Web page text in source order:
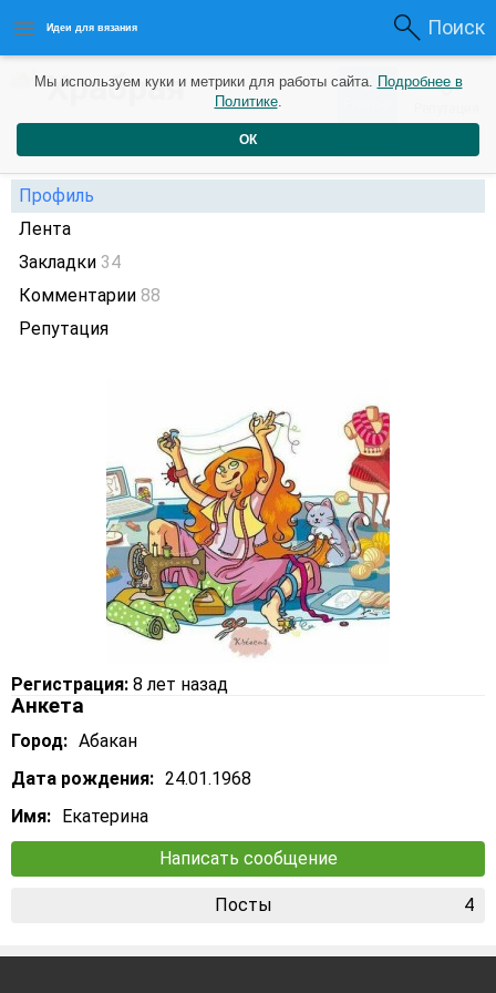
Идеи для вязания Поиск
Храбрая
портняжка.
6 0
Профиль
Лента
Закладки 34
Комментарии 88
Репутация
Регистрация: 8 лет назад
Анкета
Город: Абакан
Дата рождения: 24.01.1968
Имя: Екатерина
Написать сообщение
Посты 4
Мы используем куки и метрики для работы сайта. Подробнее в
Политике.
ОК